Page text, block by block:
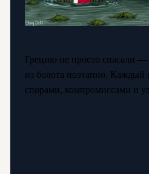
Грецию не просто спасали —
из болота поэтапно. Каждый
спорами, компромиссами и